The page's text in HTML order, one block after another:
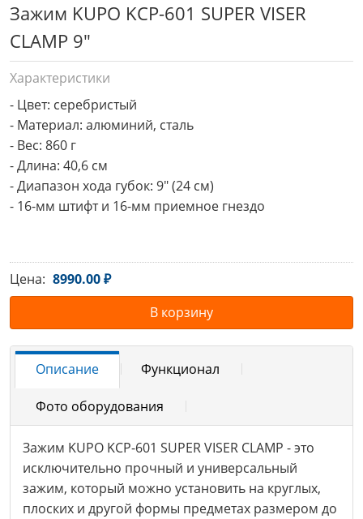
Зажим KUPO KCP-601 SUPER VISER
CLAMP 9"
Характеристики
- Цвет: серебристый
- Материал: алюминий, сталь
- Вес: 860 г
- Длина: 40,6 см
- Диапазон хода губок: 9" (24 см)
- 16-мм штифт и 16-мм приемное гнездо
Цена: 8990.00 ₽
В корзину
Описание Функционал
Фото оборудования
Зажим KUPO KCP-601 SUPER VISER CLAMP - это
исключительно прочный и универсальный
зажим, который можно установить на круглых,
плоских и другой формы предметах размером до